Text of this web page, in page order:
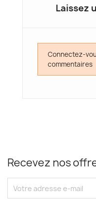
Laissez
Connectez-
commentaires
Recevez nos